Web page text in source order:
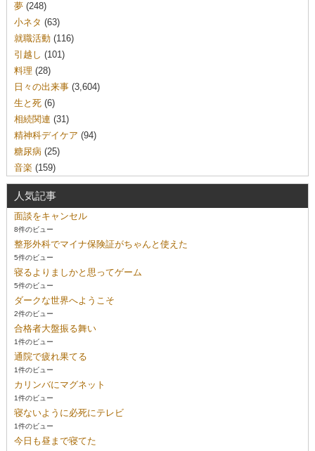
夢(248)
小ネタ (63)
就職活動(116)
引越し (101)
料理 (28)
日々の出来事(3,604)
生と死(6)
相続関連 (31)
精神科デイケア (94)
糖尿病 (25)
音楽(159)
人気記事
面談をキャンセル
8件のビュー
整形外科でマイナ保険証がちゃんと使えた
5件のビュー
寝るよりましかと思ってゲーム
5件のビュー
ダークな世界へようこそ
2件のビュー
合格者大盤振る舞い
1件のビュー
通院で疲れ果てる
1件のビュー
カリンバにマグネット
1件のビュー
寝ないように必死にテレビ
1件のビュー
今日も昼まで寝てた